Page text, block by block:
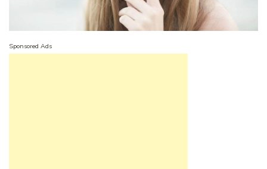
Sponsored Ads